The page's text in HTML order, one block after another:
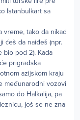
Istanbulkart sa
vreme, tako da nikad
ćeš da naiđeš (npr.
bio pod 2). Kada
prigradska
azijskom kraju
međunarodni vozovi
do Halkalija, pa
još se ne zna